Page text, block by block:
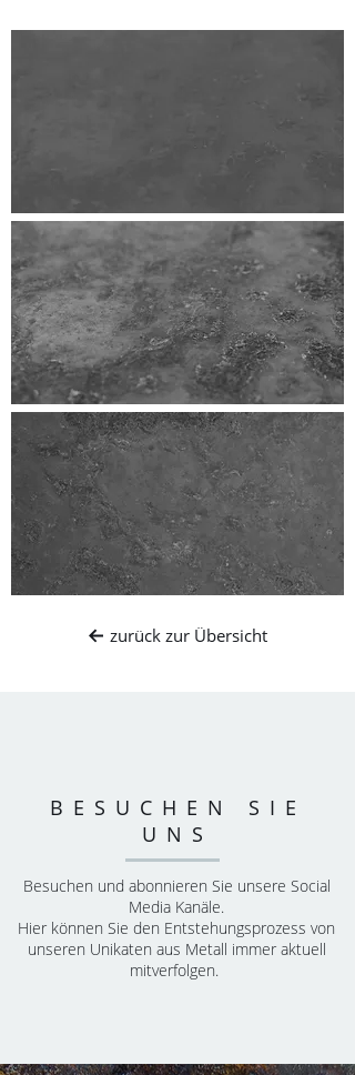
MESSER-SCHMIEDEKURS
Scharfe Messer
TEAMBUILDING
Bis 2.000 Personen
zurück zur Übersicht
BESUCHEN SIE
UNS
Besuchen und abonnieren Sie unsere Social
Media Kanäle.
Hier können Sie den Entstehungsprozess von
unseren Unikaten aus Metall immer aktuell
mitverfolgen.